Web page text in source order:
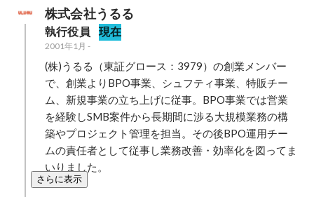
株式会社うるる
執行役員 現在
2001年1月 -
(株)うるる（東証グロース：3979）の創業メンバー
で、創業よりBPO事業、シュフティ事業、特販チー
ム、新規事業の立ち上げに従事。BPO事業では営業
を経験しSMB案件から長期間に渉る大規模業務の構
築やプロジェクト管理を担当。その後BPO運用チー
ムの責任者として従事し業務改善・効率化を図ってま
いりました。
さらに表示